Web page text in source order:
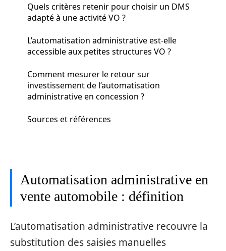
Quels critères retenir pour choisir un DMS
adapté à une activité VO ?
L’automatisation administrative est-elle
accessible aux petites structures VO ?
Comment mesurer le retour sur
investissement de l’automatisation
administrative en concession ?
Sources et références
Automatisation administrative en
vente automobile : définition
L’automatisation administrative recouvre la
substitution des saisies manuelles